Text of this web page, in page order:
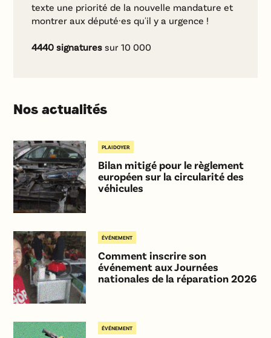
texte une priorité de la nouvelle mandature et
montrer aux député·es qu'il y a urgence !
4440 signatures sur 10 000
Nos actualités
PLAIDOYER
Bilan mitigé pour le règlement
européen sur la circularité des
véhicules
ÉVÉNEMENT
Comment inscrire son
événement aux Journées
nationales de la réparation 2026
ÉVÉNEMENT